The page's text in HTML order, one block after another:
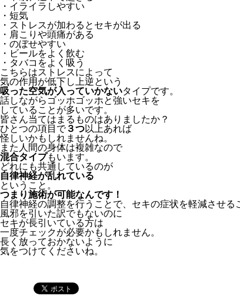
・イライラしやすい
・短気
・ストレスが加わるとセキが出る
・肩こりや頭痛がある
・のぼせやすい
・ビールをよく飲む
・タバコをよく吸う
こちらはストレスによって
気の作用が低下し上逆という
吸った空気が入っていかないタイプです。
話しながらゴッホゴッホと強いセキを
していることが多いです。
皆さん当てはまるものはありましたか？
ひとつの項目で３つ以上あれば
怪しいかもしれませんね。
また人間の身体は複雑なので
混合タイプもいます。
どれにも共通しているのが
自律神経が乱れている
ということ。
つまり施術が可能なんです！
自律神経の調整を行うことで、セキの症状を軽減させる
風邪を引いた訳でもないのに
セキが長引いている方は
一度チェックが必要かもしれません。
長く放っておかないように
気をつけてくださいね。